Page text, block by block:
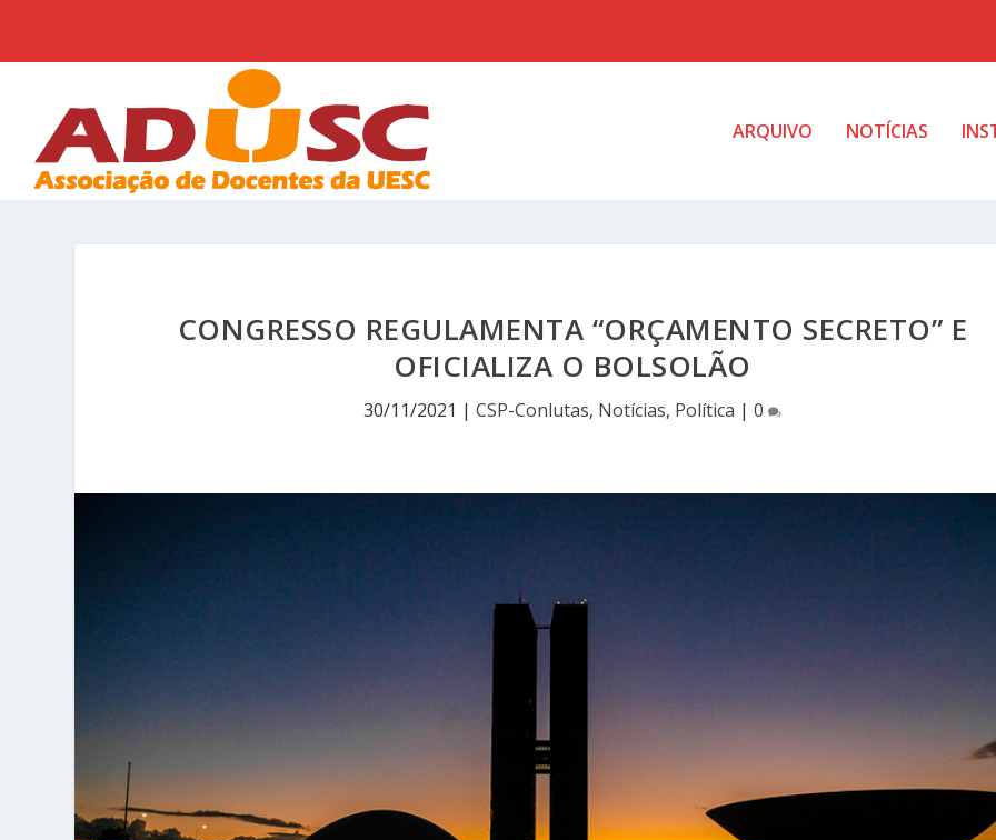
ARQUIVO NOTÍCIAS
CONGRESSO REGULAMENTA “ORÇAMENTO SECRETO” E
OFICIALIZA O BOLSOLÃO
30/11/2021 | CSP-Conlutas, Notícias, Política | 0